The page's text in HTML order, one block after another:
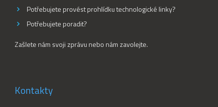
Potřebujete provést prohlídku technologické linky?
Potřebujete poradit?
Zašlete nám svoji zprávu nebo nám zavolejte.
Kontakty